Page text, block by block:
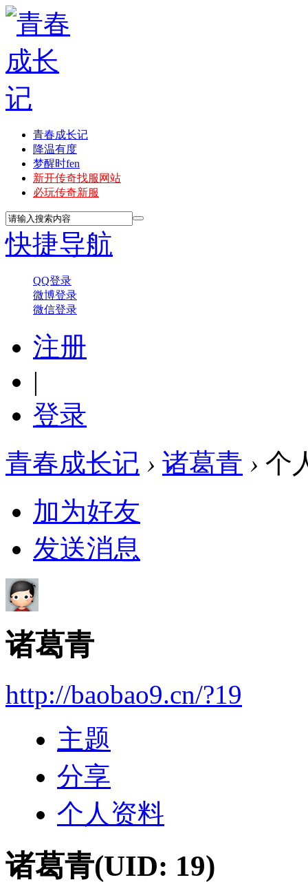
青春成长记
降温有度
梦醒时fen
新开传奇找服网站
必玩传奇新服
快捷导航
QQ登录
微博登录
微信登录
注册
|
登录
青春成长记 › 诸葛青 › 个
加为好友
发送消息
诸葛青
http://baobao9.cn/?19
主题
分享
个人资料
诸葛青(UID: 19)